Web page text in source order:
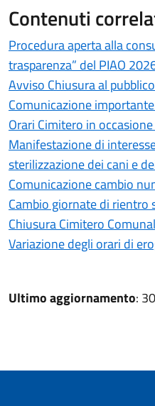
Contenuti
Procedura aperta alla
trasparenza” del PIAO
Avviso Chiusura al
Comunicazione
Orari Cimitero in
Manifestazione di
sterilizzazione dei cani e
Comunicazione cambio
Cambio giornate di
Chiusura Cimitero
Variazione degli orari di
Ultimo aggiornamento: